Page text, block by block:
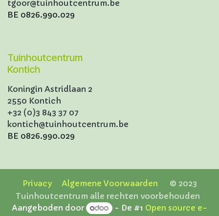
tgoor@tuinhoutcentrum.be
BE 0826.990.029
Tuinhoutcentrum
Kontich
Koningin Astridlaan 2
2550 Kontich
+32 (0)3 843 37 07
kontich@tuinhoutcentrum.be
BE 0826.990.029
Privacy Algemene Voorwaarden © 2023
Tuinhoutcentrum alle rechten voorbehouden
Aangeboden door
- De #1 Open source e-